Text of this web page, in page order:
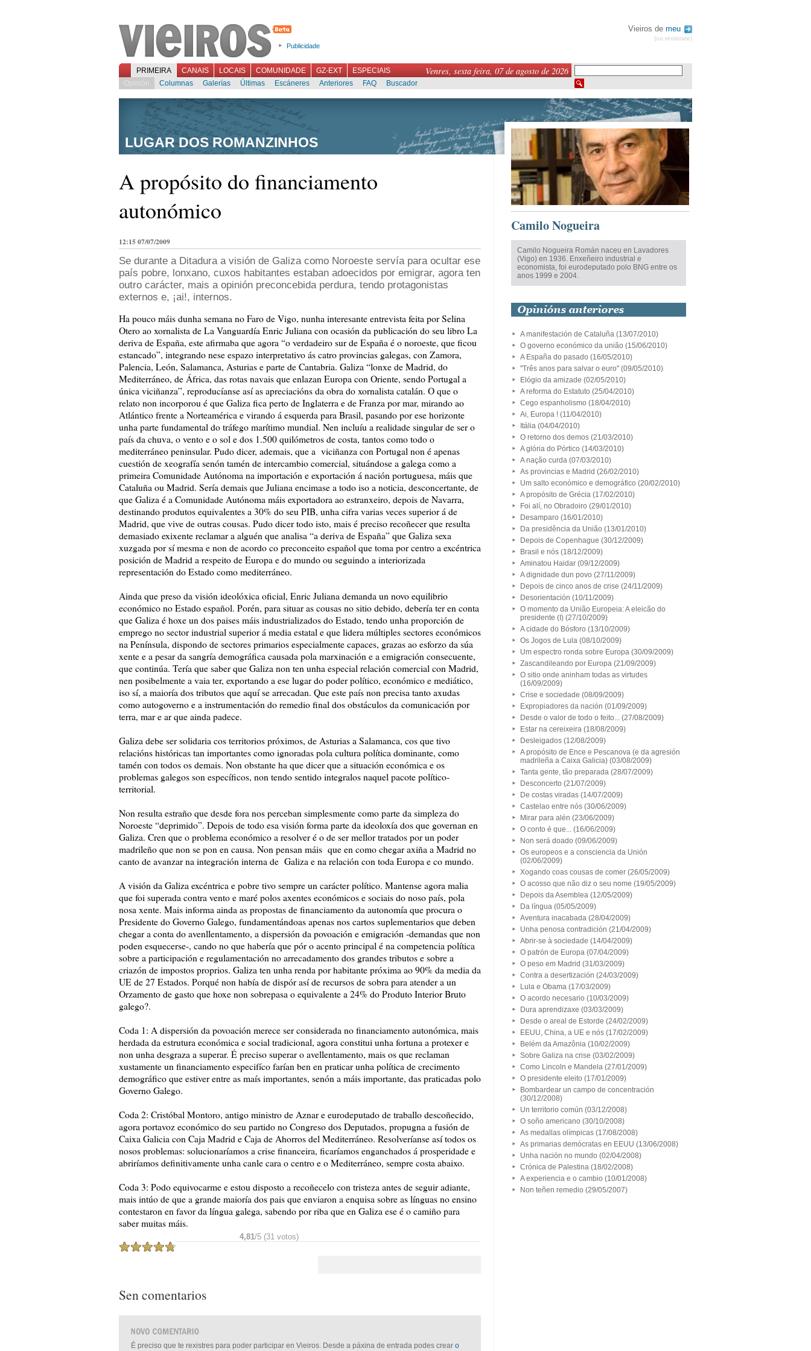
Publicidade
Vieiros de meu
(ou rexistrate)
Venres, sexta feira, 07 de agosto de 2026
PRIMEIRA CANAIS LOCAIS COMUNIDADE GZ-EXT
ESPECIAIS
Opinión
Columnas Galerías Últimas Escáneres Anteriores FAQ Buscador
LUGAR DOS ROMANZINHOS
A propósito do financiamento
autonómico
12:15 07/07/2009
Se durante a Ditadura a visión de Galiza como Noroeste servía para ocultar ese
país pobre, lonxano, cuxos habitantes estaban adoecidos por emigrar, agora ten
outro carácter, mais a opinión preconcebida perdura, tendo protagonistas
externos e, ¡ai!, internos.
Ha pouco máis dunha semana no Faro de Vigo, nunha interesante entrevista feita por Selina
Otero ao xornalista de La Vanguardía Enric Juliana con ocasión da publicación do seu libro La
deriva de España, este afirmaba que agora “o verdadeiro sur de España é o noroeste, que ficou
estancado”, integrando nese espazo interpretativo ás catro provincias galegas, con Zamora,
Palencia, León, Salamanca, Asturias e parte de Cantabria. Galiza “lonxe de Madrid, do
Mediterráneo, de África, das rotas navais que enlazan Europa con Oriente, sendo Portugal a
única viciñanza”, reproducíanse así as apreciacións da obra do xornalista catalán. O que o
relato non incorporou é que Galiza fica perto de Inglaterra e de Franza por mar, mirando ao
Atlántico frente a Norteamérica e virando á esquerda para Brasil, pasando por ese horizonte
unha parte fundamental do tráfego marítimo mundial. Nen incluíu a realidade singular de ser o
país da chuva, o vento e o sol e dos 1.500 quilómetros de costa, tantos como todo o
mediterráneo peninsular. Pudo dicer, ademais, que a viciñanza con Portugal non é apenas
cuestión de xeografía senón tamén de intercambio comercial, situándose a galega como a
primeira Comunidade Autónoma na importación e exportación á nación portuguesa, máis que
Cataluña ou Madrid. Sería demais que Juliana encimase a todo iso a noticia, desconcertante, de
que Galiza é a Comunidade Autónoma máis exportadora ao estranxeiro, depois de Navarra,
destinando produtos equivalentes a 30% do seu PIB, unha cifra varias veces superior á de
Madrid, que vive de outras cousas. Pudo dicer todo isto, mais é preciso recoñecer que resulta
demasiado exixente reclamar a alguén que analisa “a deriva de España” que Galiza sexa
xuzgada por sí mesma e non de acordo co preconceito español que toma por centro a excéntrica
posición de Madrid a respeito de Europa e do mundo ou seguindo a interiorizada
representación do Estado como mediterráneo.
Ainda que preso da visión ideolóxica oficial, Enric Juliana demanda un novo equilibrio
económico no Estado español. Porén, para situar as cousas no sitio debido, debería ter en conta
que Galiza é hoxe un dos paises máis industrializados do Estado, tendo unha proporción de
emprego no sector industrial superior á media estatal e que lidera múltiples sectores económicos
na Península, dispondo de sectores primarios especialmente capaces, grazas ao esforzo da súa
xente e a pesar da sangría demográfica causada pola marxinación e a emigración consecuente,
que continúa. Tería que saber que Galiza non ten unha especial relación comercial con Madrid,
nen posibelmente a vaia ter, exportando a ese lugar do poder político, económico e mediático,
iso sí, a maioría dos tributos que aquí se arrecadan. Que este país non precisa tanto axudas
como autogoverno e a instrumentación do remedio final dos obstáculos da comunicación por
terra, mar e ar que ainda padece.
Galiza debe ser solidaria cos territorios próximos, de Asturias a Salamanca, cos que tivo
relacións históricas tan importantes como ignoradas pola cultura política dominante, como
tamén con todos os demais. Non obstante ha que dicer que a situación económica e os
problemas galegos son específicos, non tendo sentido integralos naquel pacote político-
territorial.
Non resulta estraño que desde fora nos perceban simplesmente como parte da simpleza do
Noroeste “deprimido”. Depois de todo esa visión forma parte da ideoloxía dos que governan en
Galiza. Cren que o problema económico a resolver é o de ser mellor tratados por un poder
madrileño que non se pon en causa. Non pensan máis que en como chegar axiña a Madrid no
canto de avanzar na integración interna de Galiza e na relación con toda Europa e co mundo.
A visión da Galiza excéntrica e pobre tivo sempre un carácter político. Mantense agora malia
que foi superada contra vento e maré polos axentes económicos e sociais do noso país, pola
nosa xente. Mais informa ainda as propostas de financiamento da autonomía que procura o
Presidente do Governo Galego, fundamentándoas apenas nos cartos suplementarios que deben
chegar a conta do avenllentamento, a dispersión da povoación e emigración -demandas que non
poden esquecerse-, cando no que habería que pór o acento principal é na competencia política
sobre a participación e regulamentación no arrecadamento dos grandes tributos e sobre a
criazón de impostos proprios. Galiza ten unha renda por habitante próxima ao 90% da media da
UE de 27 Estados. Porqué non había de dispór así de recursos de sobra para atender a un
Orzamento de gasto que hoxe non sobrepasa o equivalente a 24% do Produto Interior Bruto
galego?.
Coda 1: A dispersión da povoación merece ser considerada no financiamento autonómica, mais
herdada da estrutura económica e social tradicional, agora constitui unha fortuna a protexer e
non unha desgraza a superar. É preciso superar o avellentamento, mais os que reclaman
xustamente un financiamento especifíco farían ben en praticar unha política de crecimento
demográfico que estiver entre as maís importantes, senón a máis importante, das praticadas polo
Governo Galego.
Coda 2: Cristóbal Montoro, antigo ministro de Aznar e eurodeputado de traballo descoñecido,
agora portavoz económico do seu partido no Congreso dos Deputados, propugna a fusión de
Caixa Galicia con Caja Madrid e Caja de Ahorros del Mediterráneo. Resolveríanse así todos os
nosos problemas: solucionaríamos a crise financeira, ficaríamos enganchados á prosperidade e
abriríamos definitivamente unha canle cara o centro e o Mediterráneo, sempre costa abaixo.
Coda 3: Podo equivocarme e estou disposto a recoñecelo con tristeza antes de seguir adiante,
mais intúo de que a grande maioría dos pais que enviaron a enquisa sobre as línguas no ensino
contestaron en favor da língua galega, sabendo por riba que en Galiza ese é o camiño para
saber muitas máis.
4,81/5 (31 votos)
Sen comentarios
É preciso que te rexistres para poder participar en Vieiros. Desde a páxina de entrada podes crear o
Camilo Nogueira
Camilo Nogueira Román naceu en Lavadores
(Vigo) en 1936. Enxeñeiro industrial e
economista, foi eurodeputado polo BNG entre os
anos 1999 e 2004.
A manifestación de Cataluña (13/07/2010)
O governo económico da união (15/06/2010)
A España do pasado (16/05/2010)
"Três anos para salvar o euro" (09/05/2010)
Elógio da amizade (02/05/2010)
A reforma do Estatuto (25/04/2010)
Cego espanholismo (18/04/2010)
Ai, Europa ! (11/04/2010)
Itália (04/04/2010)
O retorno dos demos (21/03/2010)
A glória do Pórtico (14/03/2010)
A nação curda (07/03/2010)
As provincias e Madrid (26/02/2010)
Um salto económico e demográfico (20/02/2010)
A propósito de Grécia (17/02/2010)
Foi alí, no Obradoiro (29/01/2010)
Desamparo (16/01/2010)
Da presidência da União (13/01/2010)
Depois de Copenhague (30/12/2009)
Brasil e nós (18/12/2009)
Aminatou Haidar (09/12/2009)
A dignidade dun povo (27/11/2009)
Depois de cinco anos de crise (24/11/2009)
Desorientación (10/11/2009)
O momento da União Europeia: A eleicão do
presidente (I) (27/10/2009)
A cidade do Bósforo (13/10/2009)
Os Jogos de Lula (08/10/2009)
Um espectro ronda sobre Europa (30/09/2009)
Zascandileando por Europa (21/09/2009)
O sitio onde aninham todas as virtudes
(16/09/2009)
Crise e sociedade (08/09/2009)
Expropiadores da nación (01/09/2009)
Desde o valor de todo o feito... (27/08/2009)
Estar na cereixeira (18/08/2009)
Desleigados (12/08/2009)
A propósito de Ence e Pescanova (e da agresión
madrileña a Caixa Galicia) (03/08/2009)
Tanta gente, tão preparada (28/07/2009)
Desconcerto (21/07/2009)
De costas viradas (14/07/2009)
Castelao entre nós (30/06/2009)
Mirar para alén (23/06/2009)
O conto é que... (16/06/2009)
Non será doado (09/06/2009)
Os europeos e a consciencia da Unión
(02/06/2009)
Xogando coas cousas de comer (26/05/2009)
O acosso que não diz o seu nome (19/05/2009)
Depois da Asemblea (12/05/2009)
Da língua (05/05/2009)
Aventura inacabada (28/04/2009)
Unha penosa contradición (21/04/2009)
Abrir-se à sociedade (14/04/2009)
O patrón de Europa (07/04/2009)
O peso em Madrid (31/03/2009)
Contra a desertización (24/03/2009)
Lula e Obama (17/03/2009)
O acordo necesario (10/03/2009)
Dura aprendizaxe (03/03/2009)
Desde o areal de Estorde (24/02/2009)
EEUU, China, a UE e nós (17/02/2009)
Belém da Amazônia (10/02/2009)
Sobre Galiza na crise (03/02/2009)
Como Lincoln e Mandela (27/01/2009)
O presidente eleito (17/01/2009)
Bombardear un campo de concentración
(30/12/2008)
Un territorio común (03/12/2008)
O soño americano (30/10/2008)
As medallas olímpicas (17/08/2008)
As primarias demócratas en EEUU (13/06/2008)
Unha nación no mundo (02/04/2008)
Crónica de Palestina (18/02/2008)
A experiencia e o cambio (10/01/2008)
Non teñen remedio (29/05/2007)